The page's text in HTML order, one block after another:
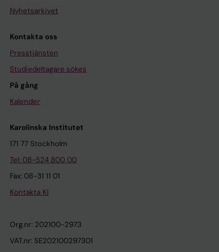
Nyhetsarkivet
Kontakta oss
Presstjänsten
Studiedeltagare sökes
På gång
Kalender
Karolinska Institutet
171 77 Stockholm
Tel: 08-524 800 00
Fax: 08-31 11 01
Kontakta KI
Org.nr: 202100-2973
VAT.nr: SE202100297301